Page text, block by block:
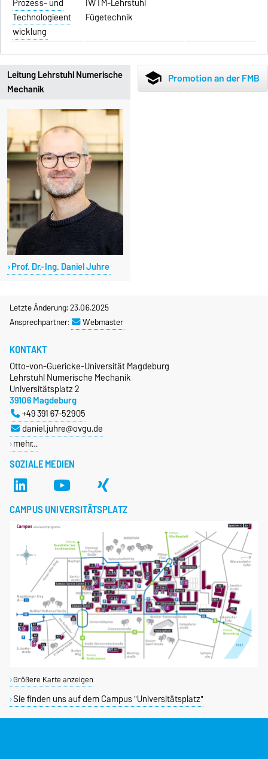
Prozess- und
Technologieent
wicklung
IWTM-Lehrstuhl
Fügetechnik
Leitung Lehrstuhl Numerische
Mechanik
Prof. Dr.-Ing. Daniel Juhre
school Promotion an der FMB
Letzte Änderung: 23.06.2025
Ansprechpartner:
Webmaster
SOZIALE MEDIEN
KONTAKT
Otto-von-Guericke-Universität Magdeburg
Lehrstuhl Numerische Mechanik
Universitätsplatz 2
39106 Magdeburg
+49 391 67-52905
daniel.juhre@ovgu.de
mehr…
CAMPUS UNIVERSITÄTSPLATZ
Größere Karte anzeigen
Sie finden uns auf dem Campus "Universitätsplatz"